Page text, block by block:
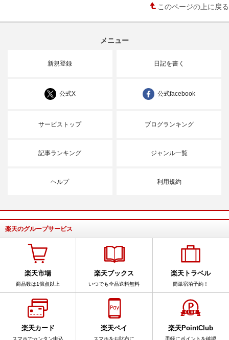
このページの上に戻る
メニュー
新規登録 日記を書く
公式X 公式facebook
サービストップ ブログランキング
記事ランキング ジャンル一覧
ヘルプ 利用規約
楽天のグループサービス
楽天市場
商品数は1億点以上
楽天ブックス
いつでも全品送料無料
楽天トラベル
簡単宿泊予約！
楽天カード
スマホでカンタン申込
楽天ペイ
スマホをお財布に
楽天PointClub
手軽にポイントを確認